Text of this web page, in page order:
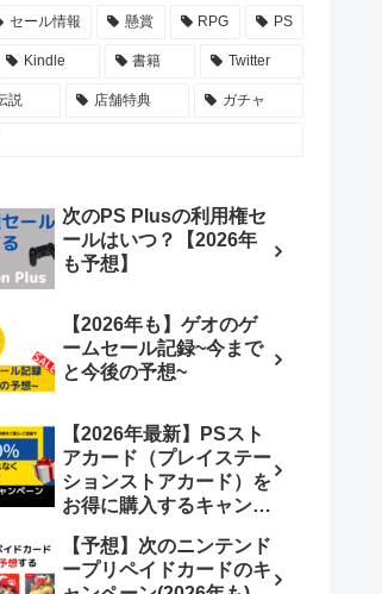
セール情報 懸賞 RPG PS
Kindle 書籍 Twitter
説 店舗特典 ガチャ
次のPS Plusの利用権セ
ールはいつ？【2026年
も予想】
【2026年も】ゲオのゲ
ームセール記録~今まで
と今後の予想~
【2026年最新】PSスト
アカード（プレイステー
ションストアカード）を
お得に購入するキャンペ
【予想】次のニンテンド
ープリペイドカードのキ